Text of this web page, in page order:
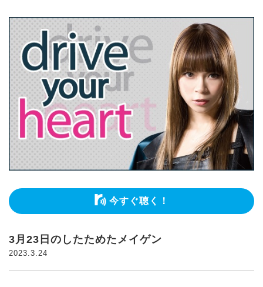
今すぐ聴く！
3月23日のしたためたメイゲン
2023.3.24